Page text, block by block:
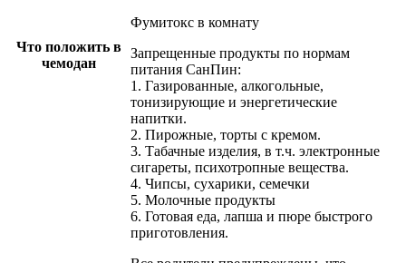
Что положить в
чемодан
Фумитокс в комнату
Запрещенные продукты по нормам
питания СанПин:
1. Газированные, алкогольные,
тонизирующие и энергетические
напитки.
2. Пирожные, торты с кремом.
3. Табачные изделия, в т.ч. электронные
сигареты, психотропные вещества.
4. Чипсы, сухарики, семечки
5. Молочные продукты
6. Готовая еда, лапша и пюре быстрого
приготовления.